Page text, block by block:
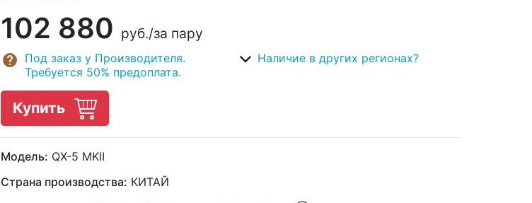
102 880 руб./за пару
Под заказ у Производителя.
Требуется 50% предоплата.
Наличие в других регионах?
Купить
Модель: QX-5 MKII
Страна производства: КИТАЙ